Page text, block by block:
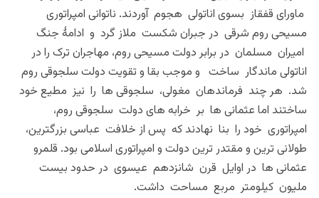
ماورای قفقاز بسوی اناتولی هجوم آوردند. ناتوانی امپراتوری
مسیحی روم شرقی در جبران شکست ملاز گرد و ادامۀ جنگ
امیران مسلمان در برابر دولت مسیحی روم، مهاجران ترک را در
اناتولی ماندگار ساخت و موجب بقا و تقویت دولت سلجوقی روم
شد. هر چند فرماندهان مغولی، سلجوقی ها را نیز مطیع خود
ساختند اما عثمانی ها بر خرابه های دولت سلجوقی روم،
امپراتوری خود را بنا نهادند که پس از خلافت عباسی بزرگترین،
طولانی ترین و مقتدر ترین دولت و امپراتوری اسلامی بود. قلمرو
عثمانی ها در اوایل قرن شانزدهم عیسوی در حدود بیست
ملیون کیلومتر مربع مساحت داشت.